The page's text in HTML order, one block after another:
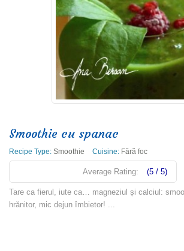
Smoothie cu spanac
Recipe Type:Smoothie Cuisine: Fără foc
Average Rating: (5 / 5)
Tare ca fierul, iute ca… magneziul și calciul:
hrănitor, mic dejun îmbietor! ...